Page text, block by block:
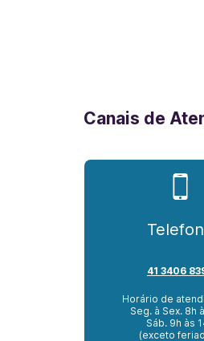
Canais de
41 3406
Horário de
Seg. à Sex. 8h
Sáb. 9h às
(exceto